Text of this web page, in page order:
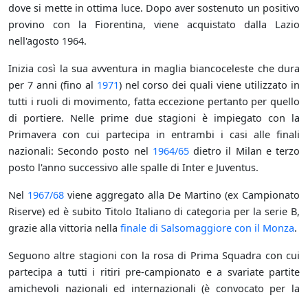
dove si mette in ottima luce. Dopo aver sostenuto un positivo
provino con la Fiorentina, viene acquistato dalla Lazio
nell'agosto 1964.
Inizia così la sua avventura in maglia biancoceleste che dura
per 7 anni (fino al 1971) nel corso dei quali viene utilizzato in
tutti i ruoli di movimento, fatta eccezione pertanto per quello
di portiere. Nelle prime due stagioni è impiegato con la
Primavera con cui partecipa in entrambi i casi alle finali
nazionali: Secondo posto nel 1964/65dietro il Milan e terzo
posto l'anno successivo alle spalle di Inter e Juventus.
Nel 1967/68 viene aggregato alla De Martino (ex Campionato
Riserve) ed è subito Titolo Italiano di categoria per la serie B,
grazie alla vittoria nella finale di Salsomaggiore con il Monza.
Seguono altre stagioni con la rosa di Prima Squadra con cui
partecipa a tutti i ritiri pre-campionato e a svariate partite
amichevoli nazionali ed internazionali (è convocato per la